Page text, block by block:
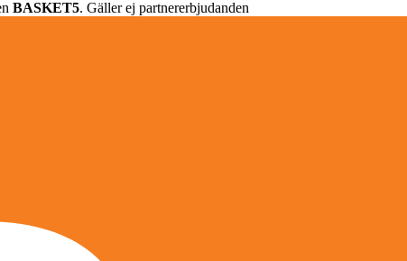
BASKET5. Gäller ej partnererbjudanden